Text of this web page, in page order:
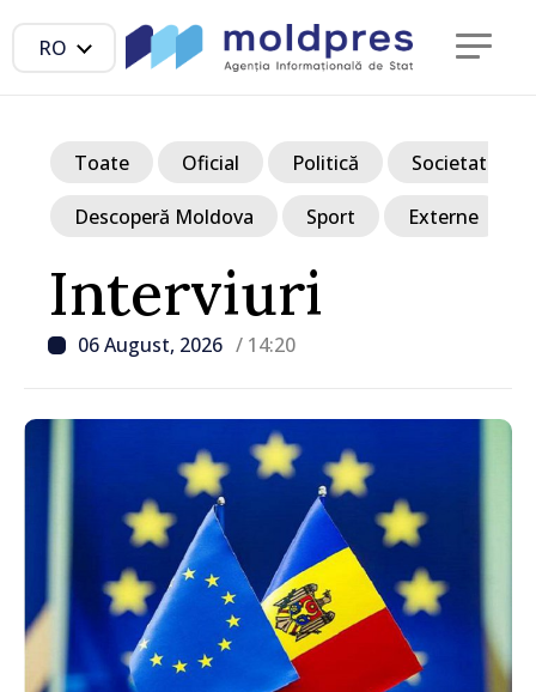
RO
Interviuri
06 August, 2026 / 14:20
Toate Oficial Politică Societate
Descoperă Moldova Sport Externe